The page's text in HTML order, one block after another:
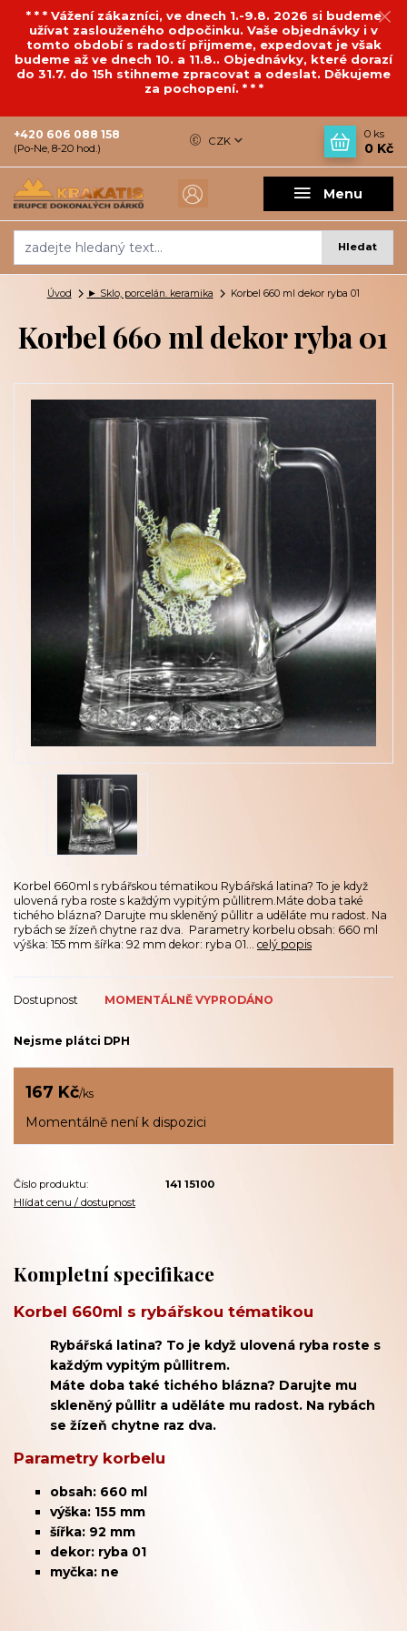
* * * Vážení zákazníci, ve dnech 1.-9.8. 2026 si budeme
užívat zaslouženého odpočinku. Vaše objednávky i v
tomto období s radostí přijmeme, expedovat je však
budeme až ve dnech 10. a 11.8.. Objednávky, které dorazí
do 31.7. do 15h stihneme zpracovat a odeslat. Děkujeme
za pochopení. * * *
Menu
CZK
Hledat
+420 606 088 158
(Po-Ne, 8-20 hod.)
0 ks
0 Kč
Úvod ► Sklo, porcelán. keramika Korbel 660 ml dekor ryba 01
Korbel 660 ml dekor ryba 01
Korbel 660ml s rybářskou tématikou Rybářská latina? To je když
ulovená ryba roste s každým vypitým půllitrem.Máte doba také
tichého blázna? Darujte mu skleněný půllitr a uděláte mu radost. Na
rybách se žízeň chytne raz dva. Parametry korbelu obsah: 660 ml
výška: 155 mm šířka: 92 mm dekor: ryba 01... celý popis
Dostupnost MOMENTÁLNĚ VYPRODÁNO
Nejsme plátci DPH
167 Kč/ks
Momentálně není k dispozici
Číslo produktu:
141 15100
Hlídat cenu / dostupnost
Kompletní specifikace
Korbel 660ml s rybářskou tématikou
Rybářská latina? To je když ulovená ryba roste s
každým vypitým půllitrem.
Máte doba také tichého blázna? Darujte mu
skleněný půllitr a uděláte mu radost. Na rybách
se žízeň chytne raz dva.
Parametry korbelu
obsah: 660 ml
výška: 155 mm
šířka: 92 mm
dekor: ryba 01
myčka: ne